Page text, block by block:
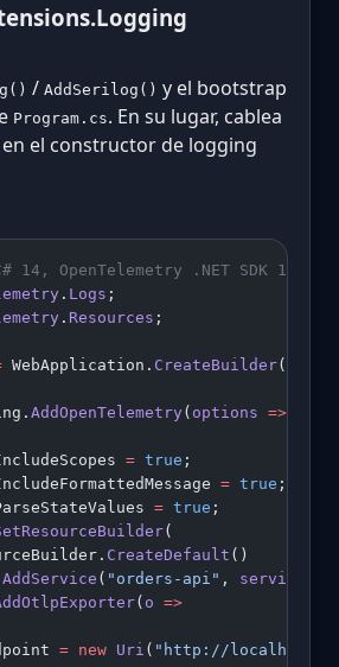
/ AddSerilog() y el bootstrap
Program.cs. En su lugar, cablea
el constructor de logging
14, OpenTelemetry .NET SDK 1.15.3
. Logs ;
. Resources ;
WebApplication. CreateBuilder
AddOpenTelemetry( options =>
= true ;
= true ;
= true ;
(
CreateDefault ()
AddService ( "orders-api" ,
( o =>
= new Uri ( "http://